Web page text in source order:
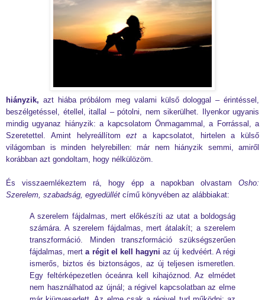
hiányzik, azt hiába próbálom meg valami külső dologgal – érintéssel,
beszélgetéssel, étellel, itallal – pótolni, nem sikerülhet. Ilyenkor ugyanis
mindig ugyanaz hiányzik: a kapcsolatom Önmagammal, a Forrással, a
Szeretettel. Amint helyreállítomezt a kapcsolatot, hirtelen a külső
világomban is minden helyrebillen: már nem hiányzik semmi, amiről
korábban azt gondoltam, hogy nélkülözöm.
És visszaemlékeztem rá, hogy épp a napokban olvastam Osho:
Szerelem, szabadság, egyedüllét című könyvében az alábbiakat:
A szerelem fájdalmas, mert előkészíti az utat a boldogság
számára. A szerelem fájdalmas, mert átalakít; a szerelem
transzformáció. Minden transzformáció szükségszerűen
fájdalmas, merta régit el kell hagyniaz új kedvéért. A régi
ismerős, biztos és biztonságos, az új teljesen ismeretlen.
Egy feltérképezetlen óceánra kell kihajóznod. Az elmédet
nem használhatod az újnál; a régivel kapcsolatban az elme